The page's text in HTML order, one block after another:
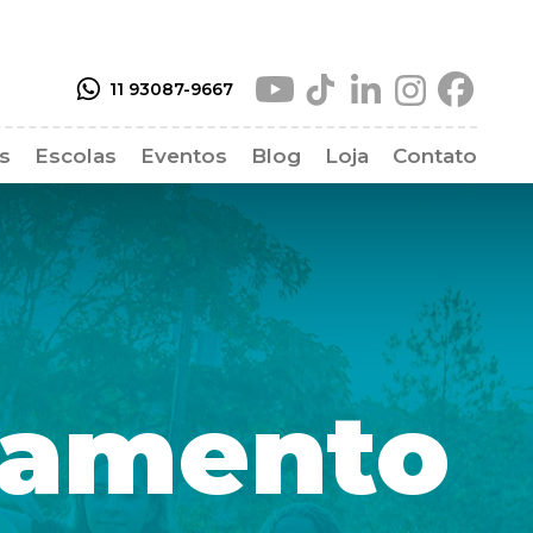
11 93087-9667
Escolas Eventos Blog Loja Contato